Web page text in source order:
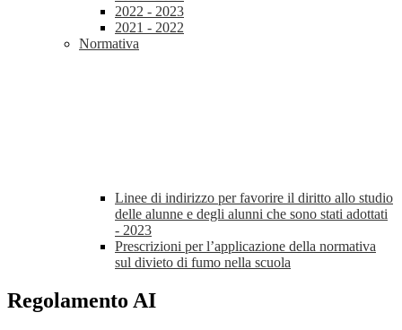
2022 - 2023
2021 - 2022
Normativa
Linee di indirizzo per favorire il diritto allo studio
delle alunne e degli alunni che sono stati adottati
- 2023
Prescrizioni per l’applicazione della normativa
sul divieto di fumo nella scuola
Regolamento AI